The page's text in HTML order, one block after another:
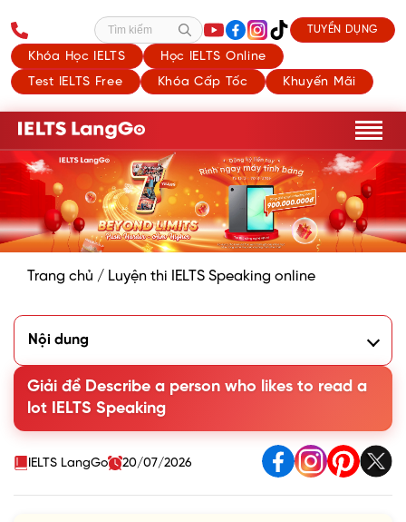
Khóa Học IELTS
Học IELTS Online
Test IELTS Free
Khóa Cấp Tốc Khuyến Mãi
Tìm kiếm TUYỂN DỤNG
Trang chủ / Luyện thi IELTS Speaking online
Nội dung
2. Bài mẫu Describe a person who likes to read a lot
3. Describe a person who likes to read a lot Part 3
Questions and Answers
Giải đề Describe a person who likes to read a
lot IELTS Speaking
IELTS LangGo 20/07/2026